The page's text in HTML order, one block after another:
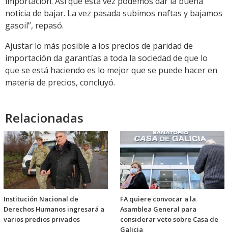
noticia de bajar. La vez pasada subimos naftas y bajamos
gasoil”, repasó.
Ajustar lo más posible a los precios de paridad de
importación da garantías a toda la sociedad de que lo
que se está haciendo es lo mejor que se puede hacer en
materia de precios, concluyó.
Relacionadas
Institución Nacional de
Derechos Humanos ingresará a
varios predios privados
FA quiere convocar a la
Asamblea General para
considerar veto sobre Casa de
Galicia